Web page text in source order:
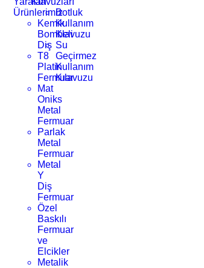
Ürünlerimiz
Kemik
Bombeli
Diş
T8
Platin
Fermuar
Mat
Oniks
Metal
Fermuar
Parlak
Metal
Fermuar
Metal
Y
Diş
Fermuar
Özel
Baskılı
Fermuar
ve
Elcikler
Metalik
Botluk
Kullanım
Klavuzu
Su
Geçirmez
Kullanım
Kılavuzu